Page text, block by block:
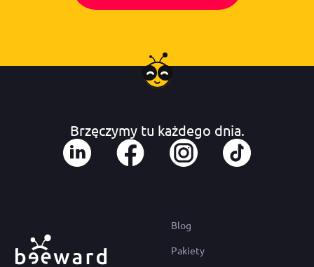
Brzęczymy tu każdego dnia.
Blog
Pakiety